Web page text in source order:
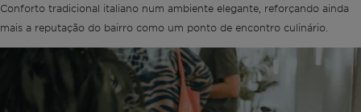
Conforto tradicional italiano num ambiente elegante, reforçando ainda
mais a reputação do bairro como um ponto de encontro culinário.